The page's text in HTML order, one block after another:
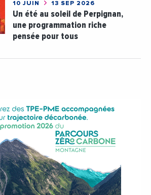
10 JUIN 13 SEP 2026
Un été au soleil de Perpignan,
une programmation riche
pensée pour tous